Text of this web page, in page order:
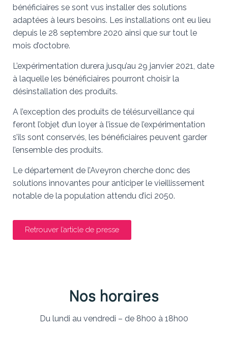
bénéficiaires se sont vus installer des solutions
adaptées à leurs besoins. Les installations ont eu lieu
depuis le 28 septembre 2020 ainsi que sur tout le
mois d’octobre.
L’expérimentation durera jusqu’au 29 janvier 2021, date
à laquelle les bénéficiaires pourront choisir la
désinstallation des produits.
A l’exception des produits de télésurveillance qui
feront l’objet d’un loyer à l’issue de l’expérimentation
s’ils sont conservés, les bénéficiaires peuvent garder
l’ensemble des produits.
Le département de l’Aveyron cherche donc des
solutions innovantes pour anticiper le vieillissement
notable de la population attendu d’ici 2050.
Retrouver l’article de presse
Nos horaires
Du lundi au vendredi – de 8h00 à 18h00